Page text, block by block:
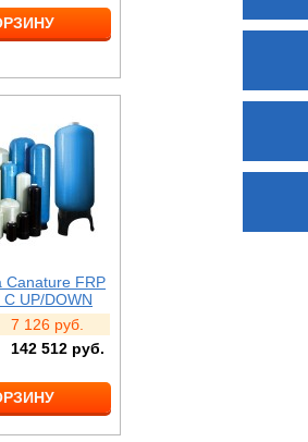
Canature FRP
UP/DOWN
7 126 руб.
142 512 руб.